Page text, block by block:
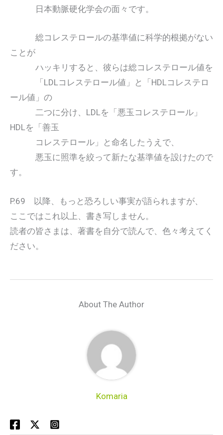
日本動脈硬化学会の面々です。
総コレステロールの基準値に科学的根拠がない
ことが
ハッキリすると、彼らは総コレステロール値を
「LDLコレステロール値」と「HDLコレステロ
ール値」の
二つに分け、LDLを「悪玉コレステロール」
HDLを「善玉
コレステロール」と命名したうえで、
悪玉に照準を絞って新たな基準値を設けたので
す。
P.69 以降、もっと恐ろしい事実が語られますが、
ここではこれ以上、書き写しません。
読者の皆さまは、著書を自分で読んで、色々考えてく
ださい。
About The Author
Komaria